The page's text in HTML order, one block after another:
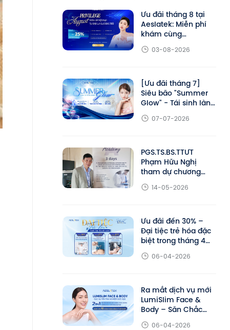
Ưu đãi tháng 8 tại
Aeslatek: Miễn phí
khám cùng
PGS.TS.BS.TTƯT
Phạm Hữu Nghị,
03-08-2026
[Ưu đãi tháng 7]
Siêu bão "Summer
Glow" - Tái sinh làn
da khỏe đẹp cùng
Aeslatek
07-07-2026
PGS.TS.BS.TTƯT
Phạm Hữu Nghị
tham dự chương
trình đào tạo chuyên
sâu DEKA Academy
14-05-2026
Ưu đãi đến 30% –
Đại tiệc trẻ hóa đặc
biệt trong tháng 4
tại Aeslatek
06-04-2026
Ra mắt dịch vụ mới
LumiSlim Face &
Body – Săn Chắc
Toàn Diện
06-04-2026